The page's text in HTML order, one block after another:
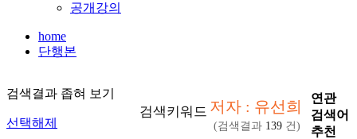
공개강의
home
단행본
검색결과 좁혀 보기
선택해제
검색키워드 저자 : 유선희
(검색결과 139 건)
연관
검색어
추천